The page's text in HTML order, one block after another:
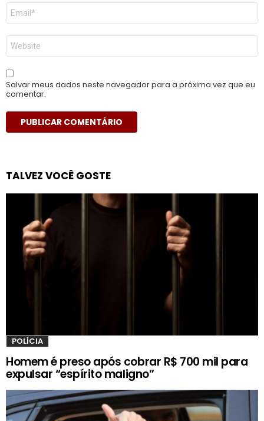
E-
mail
*
Site
Salvar meus dados neste navegador para a próxima vez que eu
comentar.
TALVEZ VOCÊ GOSTE
POLÍCIA
Homem é preso após cobrar R$ 700 mil para
expulsar “espírito maligno”